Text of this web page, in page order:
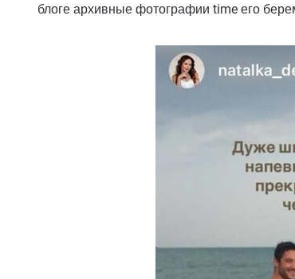
блоге архивные фотографии time его